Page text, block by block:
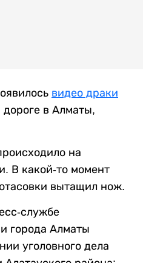
видео драки
в Алматы,
на
В какой-то момент
вытащил нож.
службе
города Алматы
уголовного дела